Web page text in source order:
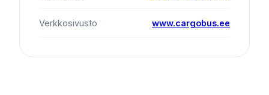
Verkkosivusto www.cargobus.ee